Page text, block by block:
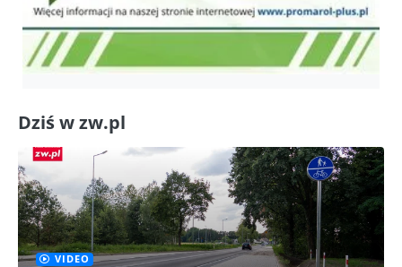
Dziś w zw.pl
VIDEO